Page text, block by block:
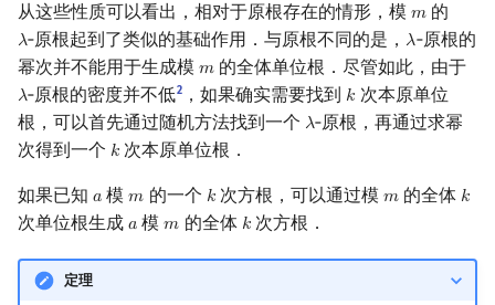
从这些性质可以看出，相对于原根存在的情形，模 𝑚
m 的
𝜆
λ‑原根起到了类似的基础作用．与原根不同的是， 𝜆
λ‑原根的
幂次并不能用于生成模 𝑚
m 的全体单位根．尽管如此，由于
𝜆
λ‑原根的密度并不低2 ，如果确实需要找到 𝑘
k 次本原单位
根，可以首先通过随机方法找到一个 𝜆
λ‑原根，再通过求幂
次得到一个 𝑘
k 次本原单位根．
如果已知 𝑎
a 模𝑚
m 的一个 𝑘
k次方根，可以通过模 𝑚
m的全体 𝑘
k
次单位根生成 𝑎
a 模𝑚
m 的全体 𝑘
k次方根．
定理